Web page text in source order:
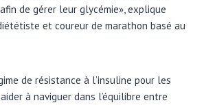
de gérer leur glycémie», explique
et coureur de marathon basé au
de résistance à l’insuline pour les
à naviguer dans l’équilibre entre